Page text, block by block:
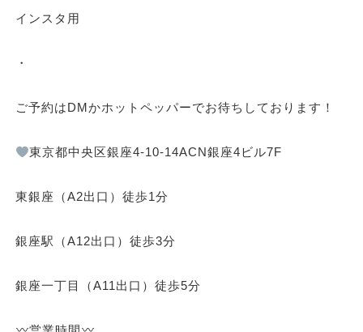
インスタ用
・
ご予約はDMかホットペッパーでお待ちしております！
東京都中央区銀座4-10-14ACN銀座4ビル7F
東銀座（A2出口）徒歩1分
銀座駅（A12出口）徒歩3分
銀座一丁目（A11出口）徒歩5分